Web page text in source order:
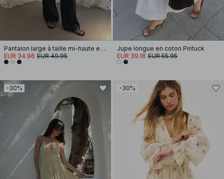
Pantalon large à taille mi-haute en viscose mélangée
EUR 34.96 EUR 49.95
Jupe longue en coton Pintuck
EUR 39.16 EUR 55.95
-30% -30%